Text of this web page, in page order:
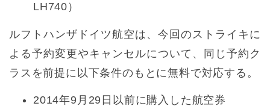
LH740）
ルフトハンザドイツ航空は、今回のストライキに
よる予約変更やキャンセルについて、同じ予約ク
ラスを前提に以下条件のもとに無料で対応する。
2014年9月29日以前に購入した航空券